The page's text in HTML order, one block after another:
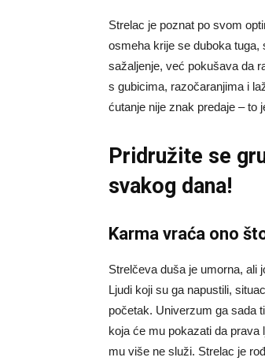
Strelac je poznat po svom
osmeha krije se duboka tuga,
sažaljenje, već pokušava da
s gubicima, razočaranjima i
ćutanje nije znak predaje – to
Pridružite se
svakog dana!
Karma vraća ono
Strelčeva duša je umorna, ali
Ljudi koji su ga napustili,
početak. Univerzum ga sada
koja će mu pokazati da
mu više ne služi. Strelac je